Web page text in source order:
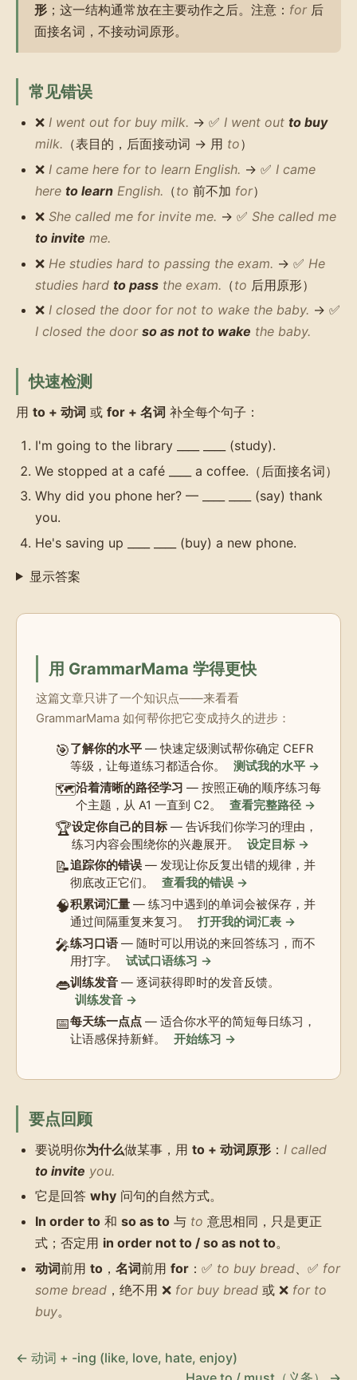
形 ；这一结构通常放在主要动作之后。注意： for 后
面接名词，不接动词原形。
常见错误
❌ I went out for buy milk. → ✅ I went out to buy
milk. （表目的，后面接动词 → 用 to）
❌ I came here for to learn English. → ✅ I came
here to learn English. （to 前不加 for）
❌ She called me for invite me. → ✅ She called me
to invite me.
❌ He studies hard to passing the exam. → ✅ He
studies hard to pass the exam. （to 后用原形）
❌ I closed the door for not to wake the baby. → ✅
I closed the door so as not to wake the baby.
快速检测
用 to + 动词 或 for + 名词 补全每个句子：
I'm going to the library ____ ____ (study).
We stopped at a café ____ a coffee.（后面接名词）
Why did you phone her? — ____ ____ (say) thank
you.
He's saving up ____ ____ (buy) a new phone.
显示答案
用 GrammarMama 学得更快
这篇文章只讲了一个知识点——来看看
GrammarMama 如何帮你把它变成持久的进步：
🎯了解你的水平 — 快速定级测试帮你确定 CEFR
等级，让每道练习都适合你。
测试我的水平 →
🗺️沿着清晰的路径学习 — 按照正确的顺序练习每
个主题，从 A1 一直到 C2。
查看完整路径 →
🏆设定你自己的目标 — 告诉我们你学习的理由，
练习内容会围绕你的兴趣展开。
设定目标 →
📝追踪你的错误 — 发现让你反复出错的规律，并
彻底改正它们。
查看我的错误 →
🧠积累词汇量 — 练习中遇到的单词会被保存，并
通过间隔重复来复习。
打开我的词汇表 →
🎤练习口语 — 随时可以用说的来回答练习，而不
用打字。
试试口语练习 →
👄训练发音 — 逐词获得即时的发音反馈。
训练发音 →
📅每天练一点点 — 适合你水平的简短每日练习，
让语感保持新鲜。
开始练习 →
要点回顾
要说明你为什么做某事，用 to + 动词原形 ： I called
to invite you.
它是回答 why 问句的自然方式。
In order to 和 so as to 与 to 意思相同，只是更正
式；否定用 in order not to / so as not to。
动词前用 to ， 名词前用 for ：✅ to buy bread、✅ for
some bread ，绝不用 ❌ for buy bread 或 ❌ for to
buy。
← 动词 + -ing (like, love, hate, enjoy)